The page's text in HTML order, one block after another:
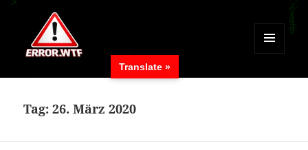
MENÜ
WIDGETS
Tag:26. März 2020
Translate »